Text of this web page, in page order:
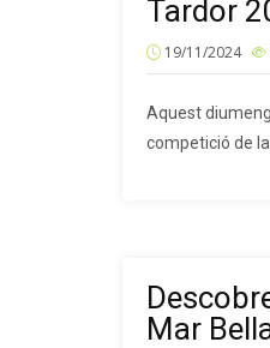
Tardor
19/11/2024
Aquest
competició de
Mar